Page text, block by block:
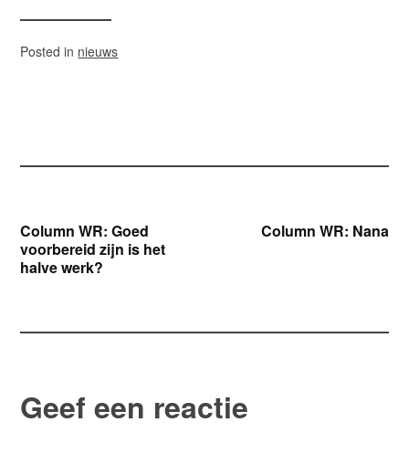
Posted in nieuws
Bericht
navigatie
Column WR: Goed
voorbereid zijn is het
halve werk?
Column WR: Nana
Geef een reactie